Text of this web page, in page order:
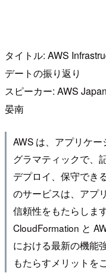
タイトル: AWS
デートの振り返り
スピーカー: AWS
晏南
AWS は、アプリケ
グラマティックで、
デプロイ、保守でき
のサービスは、アプ
信頼性をもたらしま
CloudFormation と
における最新の機能
もたらすメリットを